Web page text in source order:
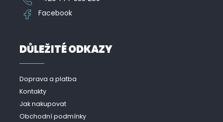
Facebook
DŮLEŽITÉ ODKAZY
Doprava a platba
Kontakty
Jak nakupovat
Obchodní podmínky